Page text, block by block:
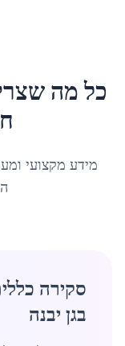
כל מה
מידע מקצועי
סקירה
בגן יבנה